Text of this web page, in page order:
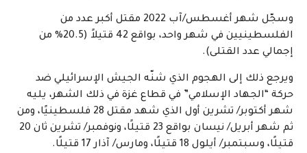
وسجّل شهر أغسطس/آب 2022 مقتل أكبر عدد من
الفلسطينيين في شهر واحد، بواقع 42 قتيلاً (20.5% من
إجمالي عدد القتلى).
ويرجع ذلك إلى الهجوم الذي شنّه الجيش الإسرائيلي ضد
حركة “الجهاد الإسلامي” في قطاع غزة في ذلك الشهر، يليه
شهر أكتوبر/ تشرين أول الذي شهد مقتل 28 فلسطينيًا، ومن
ثم شهر أبريل/ نيسان بواقع 23 قتيلًا، ونوفمبر/ تشرين ثان 20
قتيلًا، وسبتمبر/ أيلول 18 قتيلًا، ومارس/ آذار 17 قتيلًا.